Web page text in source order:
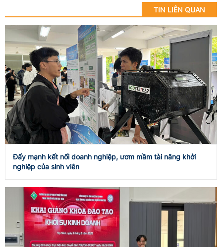
TIN LIÊN QUAN
Đẩy mạnh kết nối doanh nghiệp, ươm mầm tài năng khởi
nghiệp của sinh viên